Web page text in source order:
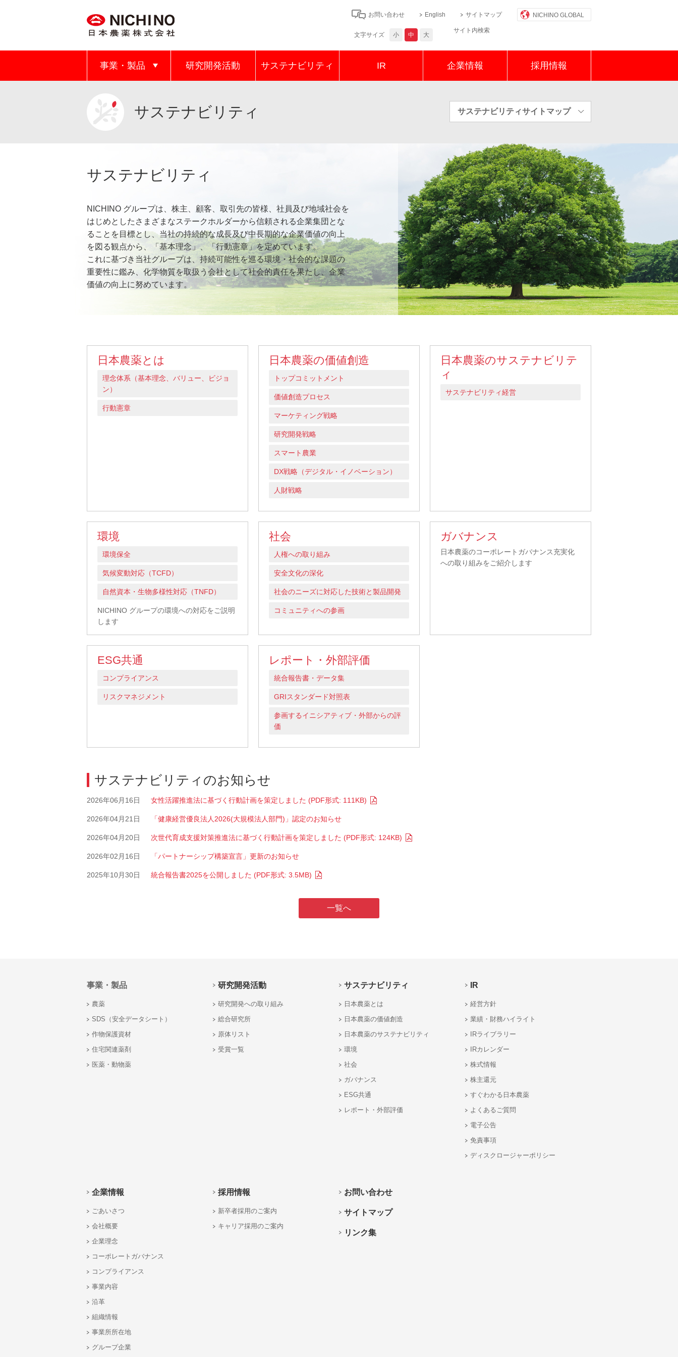
お問い合わせ English サイトマップ NICHINO GLOBAL
文字サイズ 小 中 大
サイト内検索
事業・製品
作物保護資材
住宅関連薬剤 医薬・動物薬
研究開発活動 サステナビリティ IR 企業情報 採用情報
サステナビリティ サステナビリティサイトマップ
サステナビリティ
NICHINO グループは、株主、顧客、取引先の皆様、社員及び地域社会を
はじめとしたさまざまなステークホルダーから信頼される企業集団とな
ることを目標とし、当社の持続的な成長及び中長期的な企業価値の向上
を図る観点から、「基本理念」、「行動憲章」を定めています。
これに基づき当社グループは、持続可能性を巡る環境・社会的な課題の
重要性に鑑み、化学物質を取扱う会社として社会的責任を果たし、企業
価値の向上に努めています。
日本農薬とは
理念体系（基本理念、バリュー、ビジョ
ン）
行動憲章
日本農薬の価値創造
トップコミットメント
価値創造プロセス
マーケティング戦略
研究開発戦略
スマート農業
DX戦略（デジタル・イノベーション）
人財戦略
日本農薬のサステナビリテ
ィ
サステナビリティ経営
環境
環境保全
気候変動対応（TCFD）
自然資本・生物多様性対応（TNFD）
NICHINO グループの環境への対応をご説明
します
社会
人権への取り組み
安全文化の深化
社会のニーズに対応した技術と製品開発
コミュニティへの参画
ガバナンス
日本農薬のコーポレートガバナンス充実化
への取り組みをご紹介します
ESG共通
コンプライアンス
リスクマネジメント
レポート・外部評価
統合報告書・データ集
GRIスタンダード対照表
参画するイニシアティブ・外部からの評
価
サステナビリティのお知らせ
2026年06月16日 女性活躍推進法に基づく行動計画を策定しました (PDF形式: 111KB)
2026年04月21日 「健康経営優良法人2026(大規模法人部門)」認定のお知らせ
2026年04月20日 次世代育成支援対策推進法に基づく行動計画を策定しました (PDF形式: 124KB)
2026年02月16日 「パートナーシップ構築宣言」更新のお知らせ
2025年10月30日 統合報告書2025を公開しました (PDF形式: 3.5MB)
一覧へ
事業・製品
農薬
SDS（安全データシート）
作物保護資材
住宅関連薬剤
医薬・動物薬
研究開発活動
研究開発への取り組み
総合研究所
原体リスト
受賞一覧
サステナビリティ
日本農薬とは
日本農薬の価値創造
日本農薬のサステナビリティ
環境
社会
ガバナンス
ESG共通
レポート・外部評価
IR
経営方針
業績・財務ハイライト
IRライブラリー
IRカレンダー
株式情報
株主還元
すぐわかる日本農薬
よくあるご質問
電子公告
免責事項
ディスクロージャーポリシー
企業情報
ごあいさつ
会社概要
企業理念
コーポレートガバナンス
コンプライアンス
事業内容
沿革
組織情報
事業所所在地
グループ企業
採用情報
新卒者採用のご案内
キャリア採用のご案内
お問い合わせ
サイトマップ
リンク集